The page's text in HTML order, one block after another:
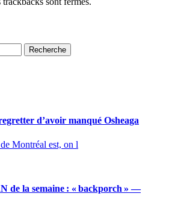
Recherche
d’avoir manqué Osheaga
Montréal est, on l
de la semaine : « backporch » —